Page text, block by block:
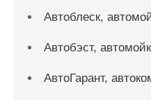
Автоблеск,
Автобэст,
АвтоГарант,